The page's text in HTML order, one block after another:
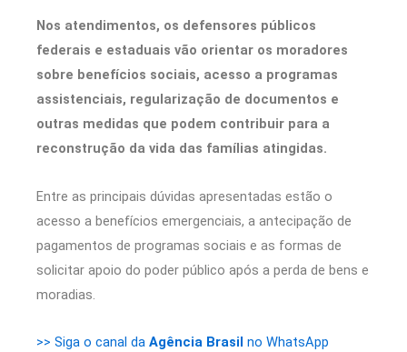
Nos atendimentos, os defensores públicos
federais e estaduais vão orientar os moradores
sobre benefícios sociais, acesso a programas
assistenciais, regularização de documentos e
outras medidas que podem contribuir para a
reconstrução da vida das famílias atingidas.
Entre as principais dúvidas apresentadas estão o
acesso a benefícios emergenciais, a antecipação de
pagamentos de programas sociais e as formas de
solicitar apoio do poder público após a perda de bens e
moradias.
>> Siga o canal da Agência Brasil no WhatsApp